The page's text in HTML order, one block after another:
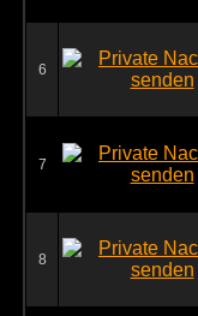
6
7
8